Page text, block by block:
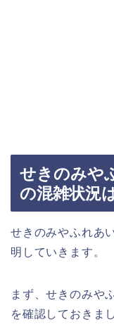
せきのみや
の混雑状況
せきのみやふれあ
明していきます。
まず、せきのみや
を確認しておきま